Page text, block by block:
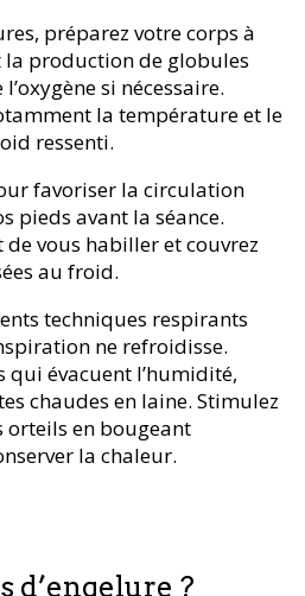
préparez votre corps à
production de globules
si nécessaire.
la température et le
ressenti.
favoriser la circulation
pieds avant la séance.
de vous habiller et couvrez
au froid.
techniques respirants
ne refroidisse.
qui évacuent l’humidité,
chaudes en laine. Stimulez
orteils en bougeant
la chaleur.
d’engelure ?